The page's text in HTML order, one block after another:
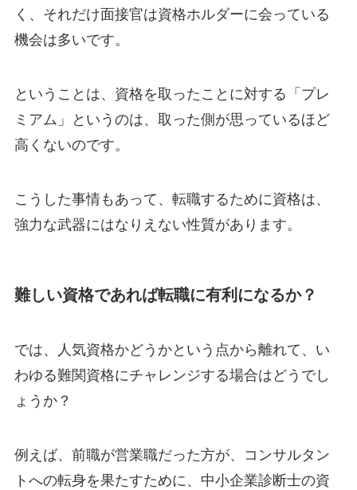
く、それだけ面接官は資格ホルダーに会っている
機会は多いです。
ということは、資格を取ったことに対する「プレ
ミアム」というのは、取った側が思っているほど
高くないのです。
こうした事情もあって、転職するために資格は、
強力な武器にはなりえない性質があります。
難しい資格であれば転職に有利になるか？
では、人気資格かどうかという点から離れて、い
わゆる難関資格にチャレンジする場合はどうでし
ょうか？
例えば、前職が営業職だった方が、コンサルタン
トへの転身を果たすために、中小企業診断士の資